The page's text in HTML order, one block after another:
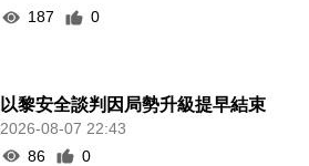
187
0
以黎安全談判因局勢升級提早結束
2026-08-07 22:43
86
0